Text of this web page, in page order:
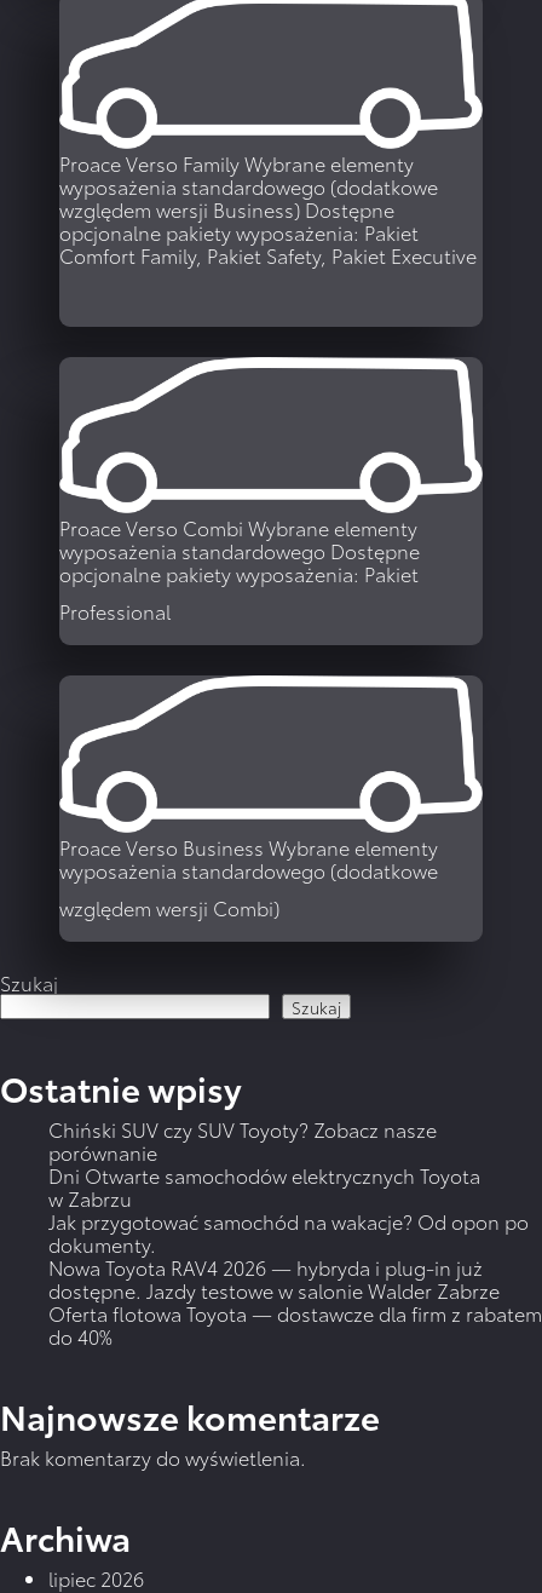
WIĘCEJ
Proace Verso FamilyWybrane elementy
wyposażenia standardowego (dodatkowe
względem wersji Business) Dostępne
opcjonalne pakiety wyposażenia: Pakiet
Comfort Family, Pakiet Safety, Pakiet Executive
WIĘCEJ
Proace Verso Combi Wybrane elementy
wyposażenia standardowego Dostępne
opcjonalne pakiety wyposażenia: Pakiet
Professional
WIĘCEJ
Proace Verso Business Wybrane elementy
wyposażenia standardowego (dodatkowe
względem wersji Combi)
Szukaj
Szukaj
Ostatnie wpisy
Chiński SUV czy SUV Toyoty? Zobacz nasze
porównanie
Dni Otwarte samochodów elektrycznych Toyota
w Zabrzu
Jak przygotować samochód na wakacje? Od opon po
dokumenty.
Nowa Toyota RAV4 2026 — hybryda i plug-in już
dostępne. Jazdy testowe w salonie Walder Zabrze
Oferta flotowa Toyota — dostawcze dla firm z rabatem
do 40%
Najnowsze komentarze
Brak komentarzy do wyświetlenia.
Archiwa
lipiec 2026